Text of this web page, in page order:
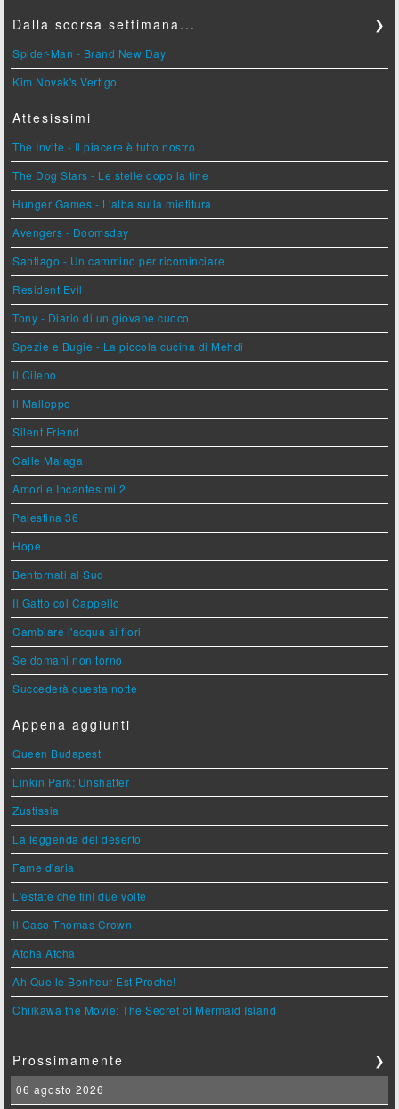
Dalla scorsa settimana... ❯
Spider-Man - Brand New Day
Kim Novak's Vertigo
Attesissimi
The Invite - Il piacere è tutto nostro
The Dog Stars - Le stelle dopo la fine
Hunger Games - L'alba sulla mietitura
Avengers - Doomsday
Santiago - Un cammino per ricominciare
Resident Evil
Tony - Diario di un giovane cuoco
Spezie e Bugie - La piccola cucina di Mehdi
Il Cileno
Il Malloppo
Silent Friend
Calle Malaga
Amori e Incantesimi 2
Palestina 36
Hope
Bentornati al Sud
Il Gatto col Cappello
Cambiare l'acqua ai fiori
Se domani non torno
Succederà questa notte
Appena aggiunti
Queen Budapest
Linkin Park: Unshatter
Zustissia
La leggenda del deserto
Fame d'aria
L'estate che finì due volte
Il Caso Thomas Crown
Atcha Atcha
Ah Que le Bonheur Est Proche!
Chiikawa the Movie: The Secret of Mermaid Island
Prossimamente ❯
06 agosto 2026